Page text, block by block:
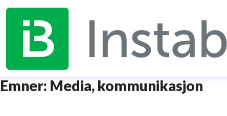
Emner: Media, kommunikasjon